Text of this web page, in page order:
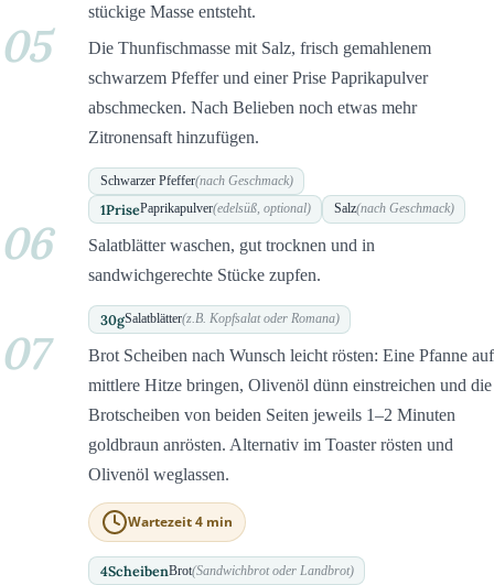
stückige Masse entsteht.
05
Die Thunfischmasse mit Salz, frisch gemahlenem
schwarzem Pfeffer und einer Prise Paprikapulver
abschmecken. Nach Belieben noch etwas mehr
Zitronensaft hinzufügen.
Schwarzer Pfeffer(nach Geschmack)
1PrisePaprikapulver(edelsüß, optional) Salz(nach Geschmack)
06
Salatblätter waschen, gut trocknen und in
sandwichgerechte Stücke zupfen.
30gSalatblätter(z.B. Kopfsalat oder Romana)
07
Brot Scheiben nach Wunsch leicht rösten: Eine Pfanne auf
mittlere Hitze bringen, Olivenöl dünn einstreichen und die
Brotscheiben von beiden Seiten jeweils 1–2 Minuten
goldbraun anrösten. Alternativ im Toaster rösten und
Olivenöl weglassen.
Wartezeit 4 min
4ScheibenBrot(Sandwichbrot oder Landbrot)